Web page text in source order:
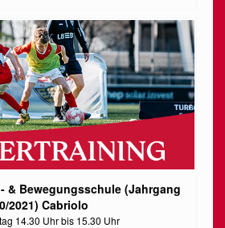
& Bewegungsschule (Jahrgang
2021) Cabriolo
14.30 Uhr bis 15.30 Uhr